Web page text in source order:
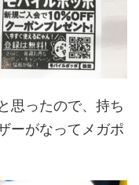
思ったので、持ち
ーがなってメガポ